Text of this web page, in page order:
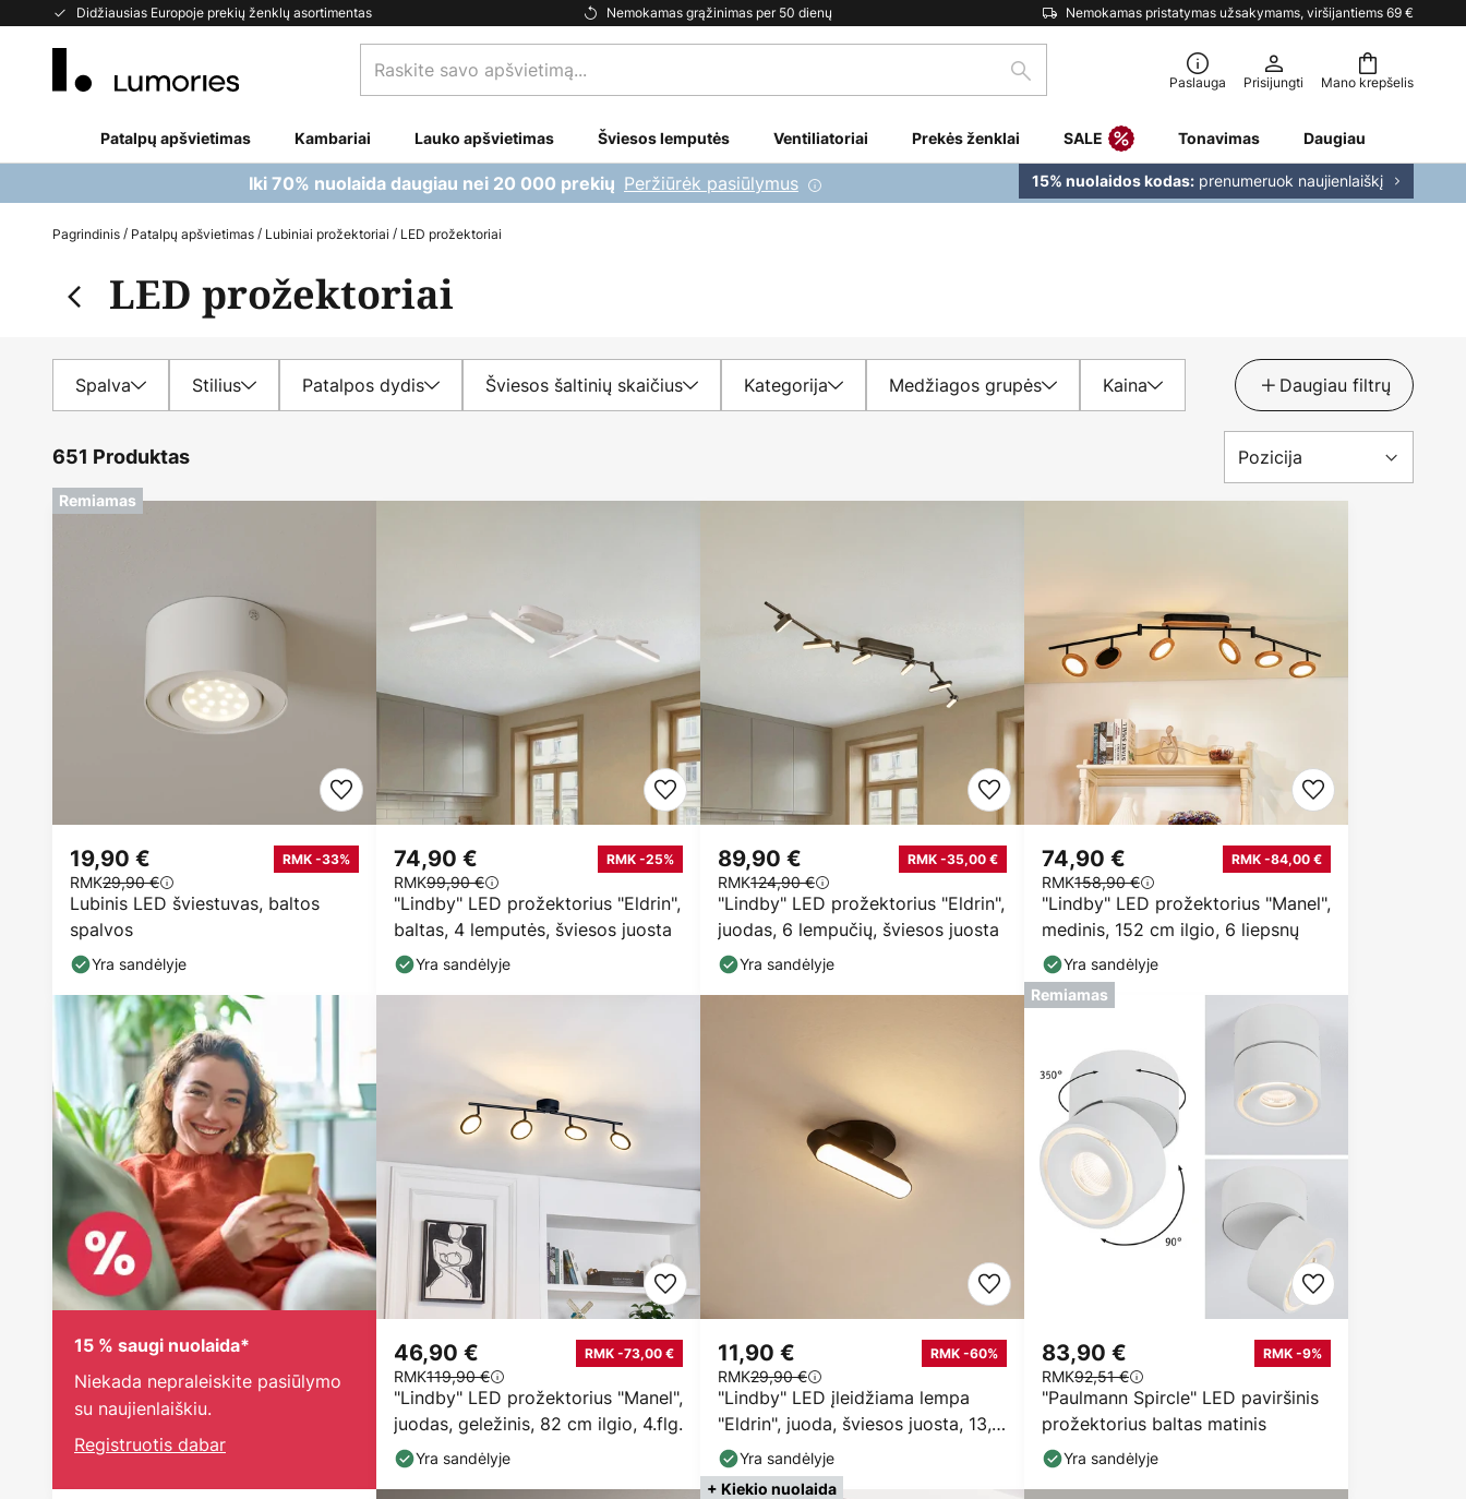
Didžiausias Europoje prekių ženklų asortimentas Nemokamas grąžinimas per 50 dienų Nemokamas pristatymas užsakymams, viršijantiems 69 €
Skip
Mano krepšelis
savo
Paieška Paslauga Prisijungti
Patalpų apšvietimas Kambariai Lauko apšvietimas Šviesos lemputės Ventiliatoriai Prekės ženklai SALE Tonavimas Daugiau
Iki 70% nuolaida daugiau nei 20 000 prekių Peržiūrėk pasiūlymus 15% nuolaidos kodas: prenumeruok naujienlaiškį
Pagrindinis Patalpų apšvietimas Lubiniai prožektoriai LED prožektoriai
LED prožektoriai
Spalva Stilius Patalpos dydis Šviesos šaltinių skaičius Kategorija Medžiagos grupės Kaina Daugiau filtrų
651 Produktas
Remiamas
Lubinis LED šviestuvas, baltos
spalvos
19,90 € RMK -33%
RMK29,90 €
Yra sandėlyje
"Lindby" LED prožektorius "Eldrin",
baltas, 4 lemputės, šviesos juosta
74,90 € RMK -25%
RMK99,90 €
Yra sandėlyje
"Lindby" LED prožektorius "Eldrin",
juodas, 6 lempučių, šviesos juosta
89,90 € RMK -35,00 €
RMK124,90 €
Yra sandėlyje
"Lindby" LED prožektorius "Manel",
medinis, 152 cm ilgio, 6 liepsnų
74,90 € RMK -84,00 €
RMK158,90 €
Yra sandėlyje
15 % saugi nuolaida*
Niekada nepraleiskite pasiūlymo
su naujienlaiškiu.
Registruotis dabar
"Lindby" LED prožektorius "Manel",
juodas, geležinis, 82 cm ilgio, 4.flg.
46,90 € RMK -73,00 €
RMK119,90 €
Yra sandėlyje
"Lindby" LED įleidžiama lempa
"Eldrin", juoda, šviesos juosta, 13,1
cm
11,90 € RMK -60%
RMK29,90 €
Yra sandėlyje
Remiamas
"Paulmann Spircle" LED paviršinis
prožektorius baltas matinis
83,90 € RMK -9%
RMK92,51 €
Yra sandėlyje
+ Kiekio nuolaida